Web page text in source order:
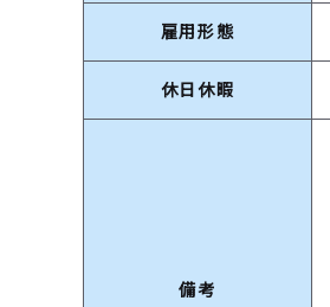
雇用形態
休日休暇
備考